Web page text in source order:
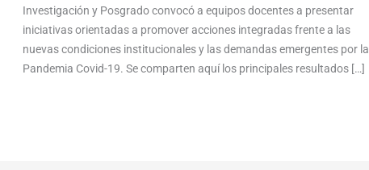
Investigación y Posgrado convocó a equipos docentes a presentar
iniciativas orientadas a promover acciones integradas frente a las
nuevas condiciones institucionales y las demandas emergentes por la
Pandemia Covid-19. Se comparten aquí los principales resultados […]